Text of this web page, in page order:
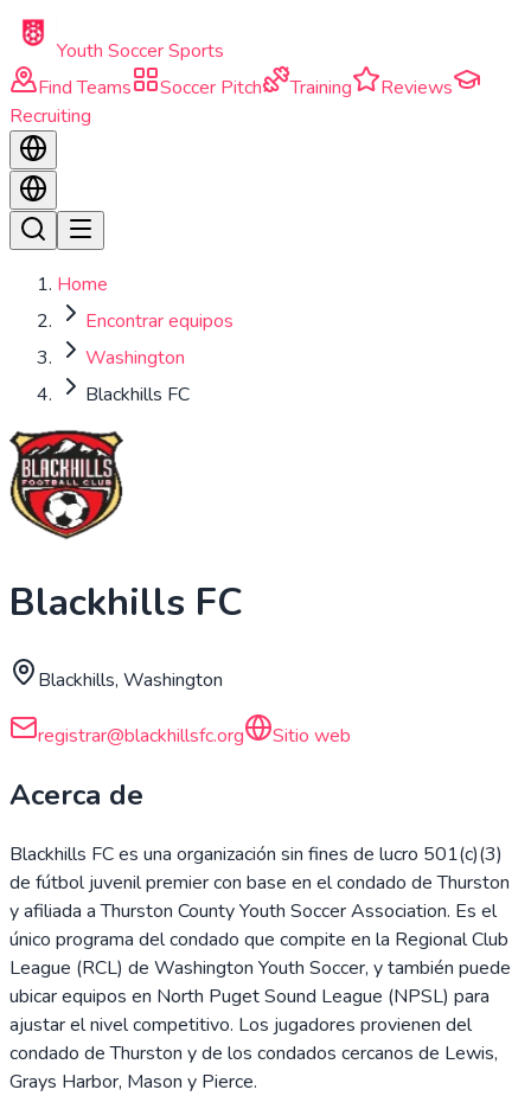
Skip to main content
Youth Soccer Sports
Find Teams
Soccer Pitch Training
Reviews
Recruiting
Home
Encontrar equipos
Washington
Blackhills FC
Blackhills FC
Blackhills, Washington
registrar@blackhillsfc.org Sitio web
Acerca de
Blackhills FC es una organización sin fines de lucro 501(c)(3)
de fútbol juvenil premier con base en el condado de Thurston
y afiliada a Thurston County Youth Soccer Association. Es el
único programa del condado que compite en la Regional Club
League (RCL) de Washington Youth Soccer, y también puede
ubicar equipos en North Puget Sound League (NPSL) para
ajustar el nivel competitivo. Los jugadores provienen del
condado de Thurston y de los condados cercanos de Lewis,
Grays Harbor, Mason y Pierce.